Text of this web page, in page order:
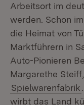
Arbeitsort im
werden. Schon
die Heimat von
Marktführern in
Auto-Pionieren
Margarethe
Spielwarenfabrik
wirbt das Land